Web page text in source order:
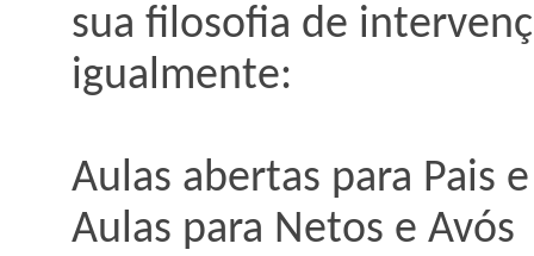
sua filosofia de
igualmente:
Aulas abertas para Pais
Aulas para Netos e Avós